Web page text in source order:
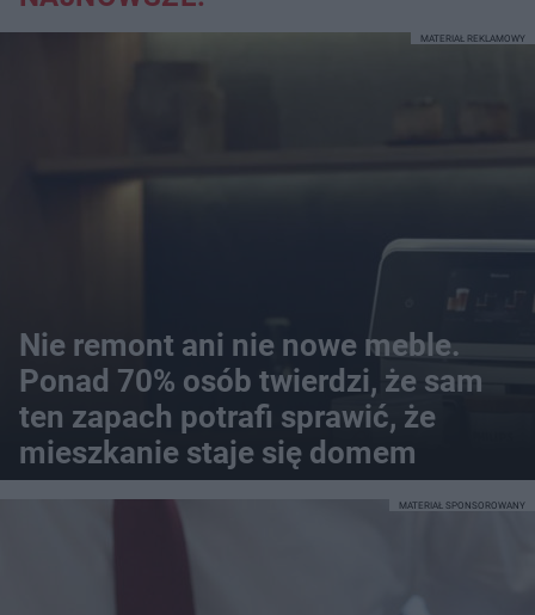
Nie remont ani nie nowe meble.
Ponad 70% osób twierdzi, że sam
ten zapach potrafi sprawić, że
mieszkanie staje się domem
MATERIAŁ REKLAMOWY
MATERIAŁ SPONSOROWANY